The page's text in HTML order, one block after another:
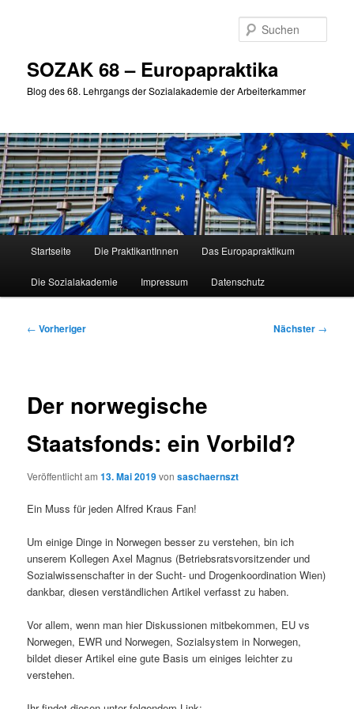
SOZAK 68 – Europapraktika
Blog des 68. Lehrgangs der Sozialakademie der Arbeiterkammer
Startseite Die PraktikantInnen Das Europapraktikum
Die Sozialakademie Impressum Datenschutz
Beitragsnavigation
← Vorheriger Nächster →
Der norwegische
Staatsfonds: ein Vorbild?
Veröffentlicht am13. Mai 2019vonsaschaernszt
Ein Muss für jeden Alfred Kraus Fan!
Um einige Dinge in Norwegen besser zu verstehen, bin ich
unserem Kollegen Axel Magnus (Betriebsratsvorsitzender und
Sozialwissenschafter in der Sucht- und Drogenkoordination Wien)
dankbar, diesen verständlichen Artikel verfasst zu haben.
Vor allem, wenn man hier Diskussionen mitbekommen, EU vs
Norwegen, EWR und Norwegen, Sozialsystem in Norwegen,
bildet dieser Artikel eine gute Basis um einiges leichter zu
verstehen.